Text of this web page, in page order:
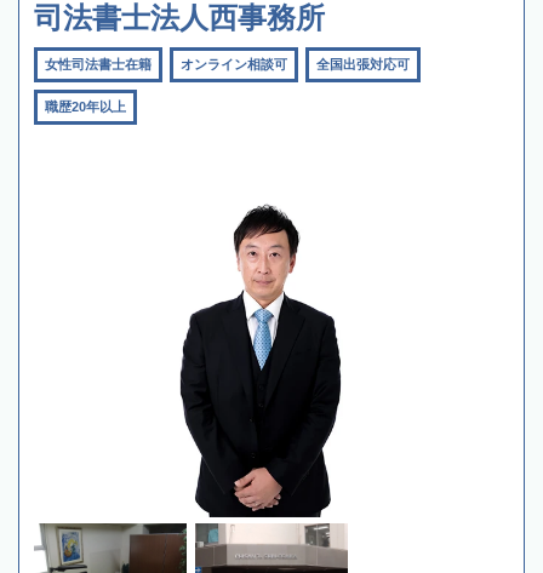
司法書士法人西事務所
女性司法書士在籍 オンライン相談可 全国出張対応可
職歴20年以上